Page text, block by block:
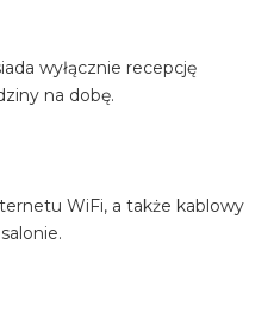
wyłącznie recepcję
na dobę.
WiFi, a także kablowy